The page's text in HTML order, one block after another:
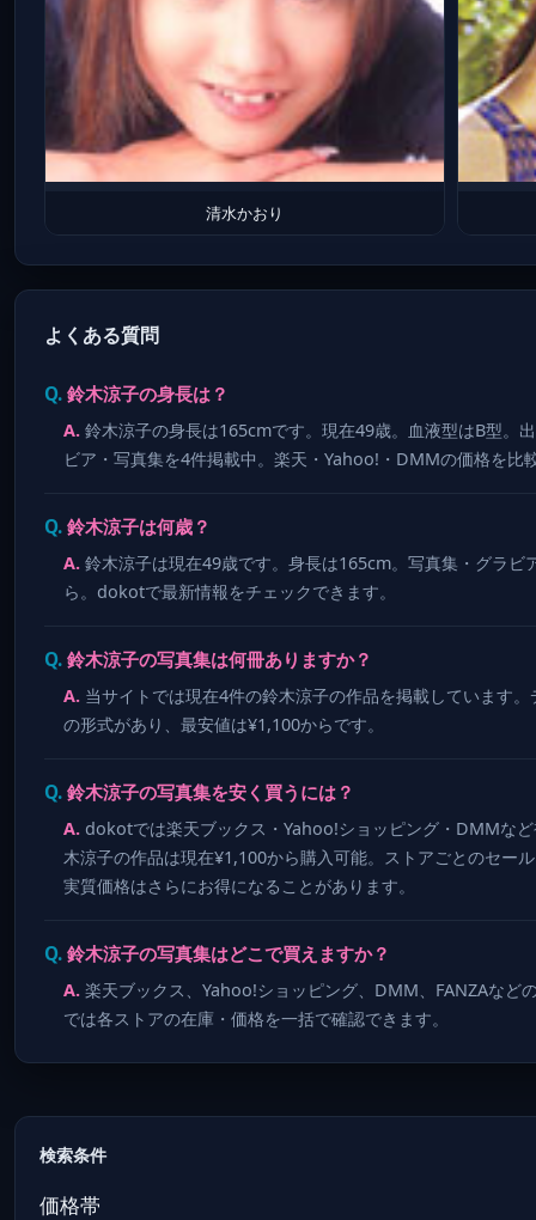
検索条件
価格帯
清水かおり
よくある質問
鈴木涼子の身長は？
鈴木涼子の身長は165cmです。現在49歳。血液型はB型。
ビア・写真集を4件掲載中。楽天・Yahoo!・DMMの価格を比
鈴木涼子は何歳？
鈴木涼子は現在49歳です。身長は165cm。写真集・グラ
ら。dokotで最新情報をチェックできます。
鈴木涼子の写真集は何冊ありますか？
当サイトでは現在4件の鈴木涼子の作品を掲載しています
の形式があり、最安値は¥1,100からです。
鈴木涼子の写真集を安く買うには？
dokotでは楽天ブックス・Yahoo!ショッピング・DMMな
木涼子の作品は現在¥1,100から購入可能。ストアごとのセー
実質価格はさらにお得になることがあります。
鈴木涼子の写真集はどこで買えますか？
楽天ブックス、Yahoo!ショッピング、DMM、FANZAなど
では各ストアの在庫・価格を一括で確認できます。